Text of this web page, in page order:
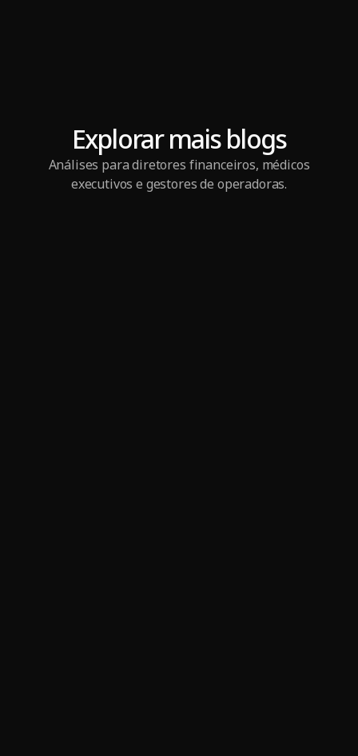
Explorar mais blogs
Análises para diretores financeiros, médicos
executivos e gestores de operadoras.